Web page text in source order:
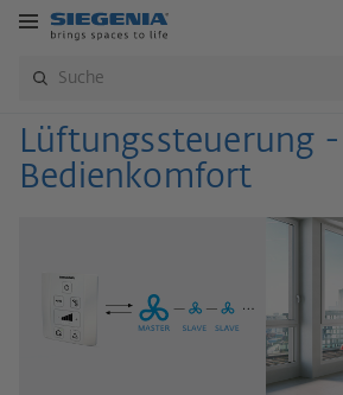
Lüftungssteuerung
Bedienkomfort